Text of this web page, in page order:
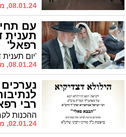
08.01.24, מנהל האתר
עם
תענית
רפאל'
08.01.24, מנהל האתר
רבי
02.01.24, מנהל האתר